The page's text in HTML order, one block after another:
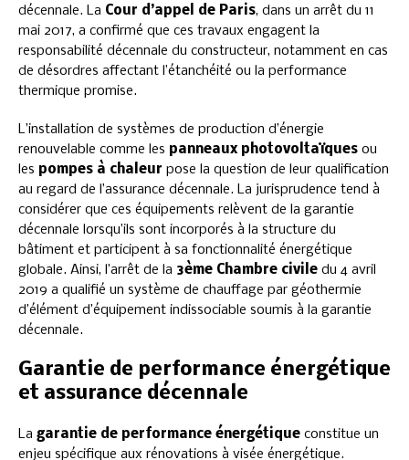
décennale. La Cour d’appel de Paris, dans un arrêt du 11
mai 2017, a confirmé que ces travaux engagent la
responsabilité décennale du constructeur, notamment en cas
de désordres affectant l’étanchéité ou la performance
thermique promise.
L’installation de systèmes de production d’énergie
renouvelable comme les panneaux photovoltaïques ou
les pompes à chaleur pose la question de leur qualification
au regard de l’assurance décennale. La jurisprudence tend à
considérer que ces équipements relèvent de la garantie
décennale lorsqu’ils sont incorporés à la structure du
bâtiment et participent à sa fonctionnalité énergétique
globale. Ainsi, l’arrêt de la 3ème Chambre civile du 4 avril
2019 a qualifié un système de chauffage par géothermie
d’élément d’équipement indissociable soumis à la garantie
décennale.
Garantie de performance énergétique
et assurance décennale
La garantie de performance énergétique constitue un
enjeu spécifique aux rénovations à visée énergétique.